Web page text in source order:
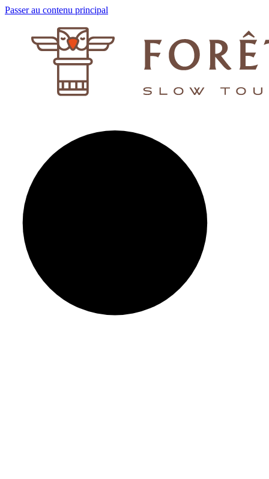
Passer au contenu principal